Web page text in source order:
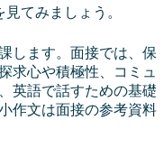
てみましょう。
します。面接では、保
求心や積極性、コミュ
英語で話すための基礎
作文は面接の参考資料